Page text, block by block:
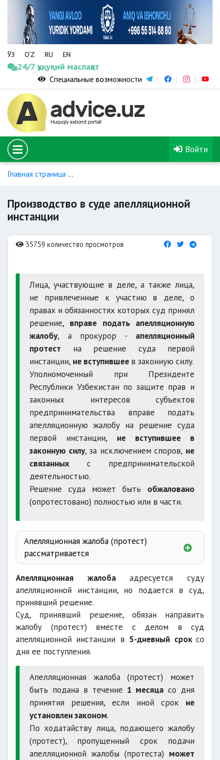
ЎЗ O‘Z RU EN
24/7 ҳуқуқий маслаҳат
Специальные возможности
Войти
Главная страница
Производство в суде апелляционной
инстанции
35759 количество просмотров
Лица, участвующие в деле, а также лица,
не привлеченные к участию в деле, о
правах и обязанностях которых суд принял
решение, вправе подать апелляционную
жалобу, а прокурор - апелляционный
протест на решение суда первой
инстанции, не вступившее в законную силу.
Уполномоченный при Президенте
Республики Узбекистан по защите прав и
законных интересов субъектов
предпринимательства вправе подать
апелляционную жалобу на решение суда
первой инстанции, не вступившее в
законную силу, за исключением споров, не
связанных с предпринимательской
деятельностью.
Решение суда может быть обжаловано
(опротестовано) полностью или в части.
Апелляционная жалоба (протест)
рассматривается
территориального военного
Судебной коллегией
Апелляционная жалобаадресуется суду
апелляционной инстанции, но подается в суд,
принявший решение.
Суд, принявший решение, обязан направить
жалобу (протест) вместе с делом в суд
апелляционной инстанции в 5-дневный сроксо
дня ее поступления.
Апелляционная жалоба (протест) может
быть подана в течение 1 месяца со дня
принятия решения, если иной срок не
установлен законом.
По ходатайству лица, подающего жалобу
(протест), пропущенный срок подачи
апелляционной жалобы (протеста) может